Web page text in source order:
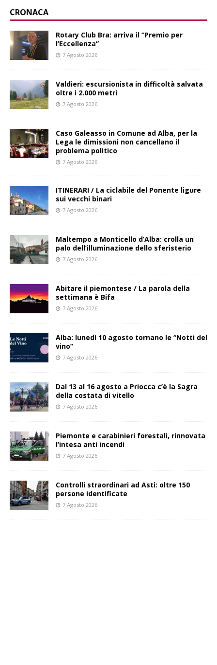
CRONACA
Rotary Club Bra: arriva il “Premio per
l’Eccellenza”
7 Agosto 2026
Valdieri: escursionista in difficoltà salvata
oltre i 2.000 metri
7 Agosto 2026
Caso Galeasso in Comune ad Alba, per la
Lega le dimissioni non cancellano il
problema politico
7 Agosto 2026
ITINERARI / La ciclabile del Ponente ligure
sui vecchi binari
7 Agosto 2026
Maltempo a Monticello d’Alba: crolla un
palo dell’illuminazione dello sferisterio
7 Agosto 2026
Abitare il piemontese / La parola della
settimana è Bifa
7 Agosto 2026
Alba: lunedì 10 agosto tornano le “Notti del
vino”
7 Agosto 2026
Dal 13 al 16 agosto a Priocca c’è la Sagra
della costata di vitello
7 Agosto 2026
Piemonte e carabinieri forestali, rinnovata
l’intesa anti incendi
7 Agosto 2026
Controlli straordinari ad Asti: oltre 150
persone identificate
7 Agosto 2026